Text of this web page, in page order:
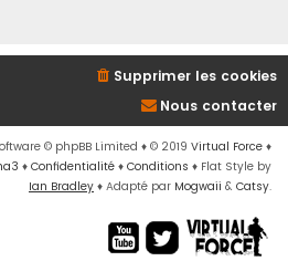
Supprimer les cookies
Nous contacter
© phpBB Limited ♦ © 2019 Virtual Force ♦
♦ Confidentialité ♦ Conditions ♦ Flat Style by
Ian Bradley ♦ Adapté par Mogwaii & Catsy.